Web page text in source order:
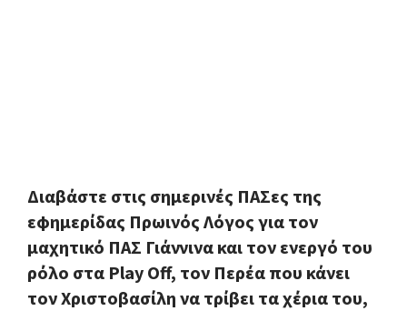
Διαβάστε στις σημερινές ΠΑΣες της
εφημερίδας Πρωινός Λόγος για τον
μαχητικό ΠΑΣ Γιάννινα και τον ενεργό του
ρόλο στα Play Off, τον Περέα που κάνει
τον Χριστοβασίλη να τρίβει τα χέρια του,